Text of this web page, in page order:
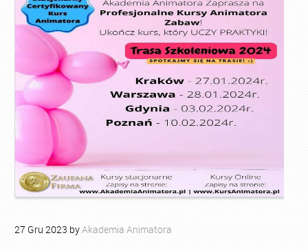
27 Gru 2023 byAkademia Animatora